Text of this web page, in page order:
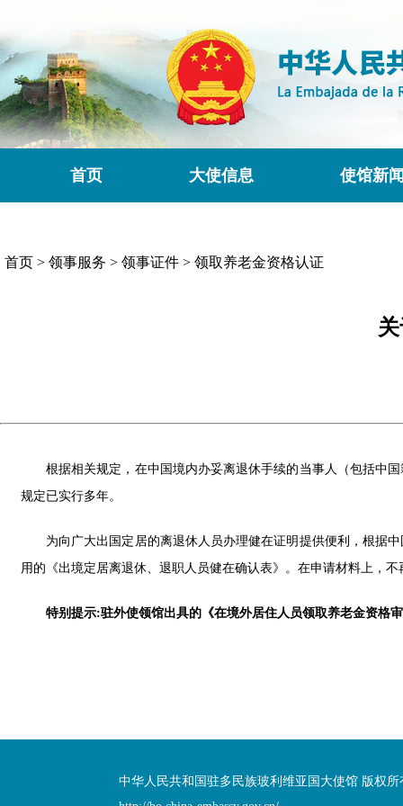
首页 大使信息 使馆新
首页 > 领事服务 > 领事证件 > 领取养老金资格认证
根据相关规定，在中国境内办妥离退休手续的当事人（包括中
规定已实行多年。
为向广大出国定居的离退休人员办理健在证明提供便利，根据
用的《出境定居离退休、退职人员健在确认表》。在申请材料上，
特别提示:驻外使领馆出具的《在境外居住人员领取养老金资格
中华人民共和国驻多民族玻利维亚国大使馆 版权所